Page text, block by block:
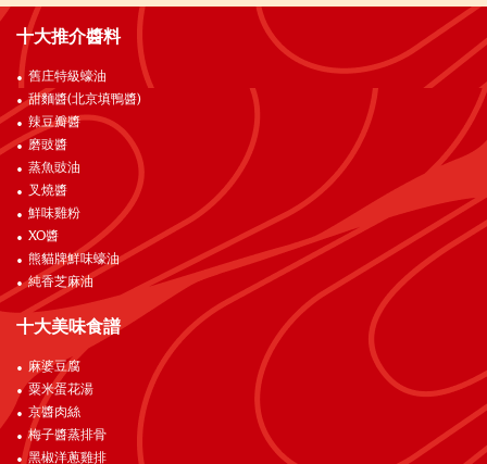
十大推介醬料
舊庄特級蠔油
甜麵醬(北京填鴨醬)
辣豆瓣醬
磨豉醬
蒸魚豉油
叉燒醬
鮮味雞粉
XO醬
熊貓牌鮮味蠔油
純香芝麻油
十大美味食譜
麻婆豆腐
粟米蛋花湯
京醬肉絲
梅子醬蒸排骨
黑椒洋蔥雞排